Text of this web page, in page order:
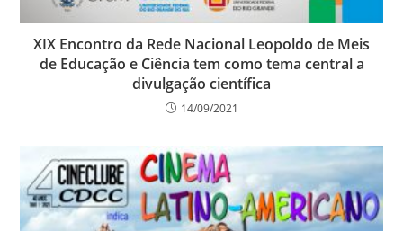
XIX Encontro da Rede Nacional Leopoldo de Meis
de Educação e Ciência tem como tema central a
divulgação científica
14/09/2021